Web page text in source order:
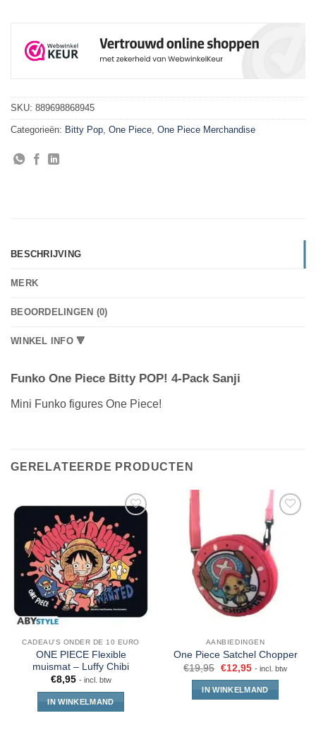
SKU: 889698868945
Categorieën: Bitty Pop, One Piece, One Piece Merchandise
BESCHRIJVING
MERK
BEOORDELINGEN (0)
WINKEL INFO 🔻
Funko One Piece Bitty POP! 4-Pack Sanji
Mini Funko figures One Piece!
GERELATEERDE PRODUCTEN
CADEAU'S ONDER DE 10 EURO
ONE PIECE Flexible
muismat – Luffy Chibi
€8,95 - incl. btw
IN WINKELMAND
AANBIEDINGEN
One Piece Satchel Chopper
€19,95 €12,95 - incl. btw
IN WINKELMAND